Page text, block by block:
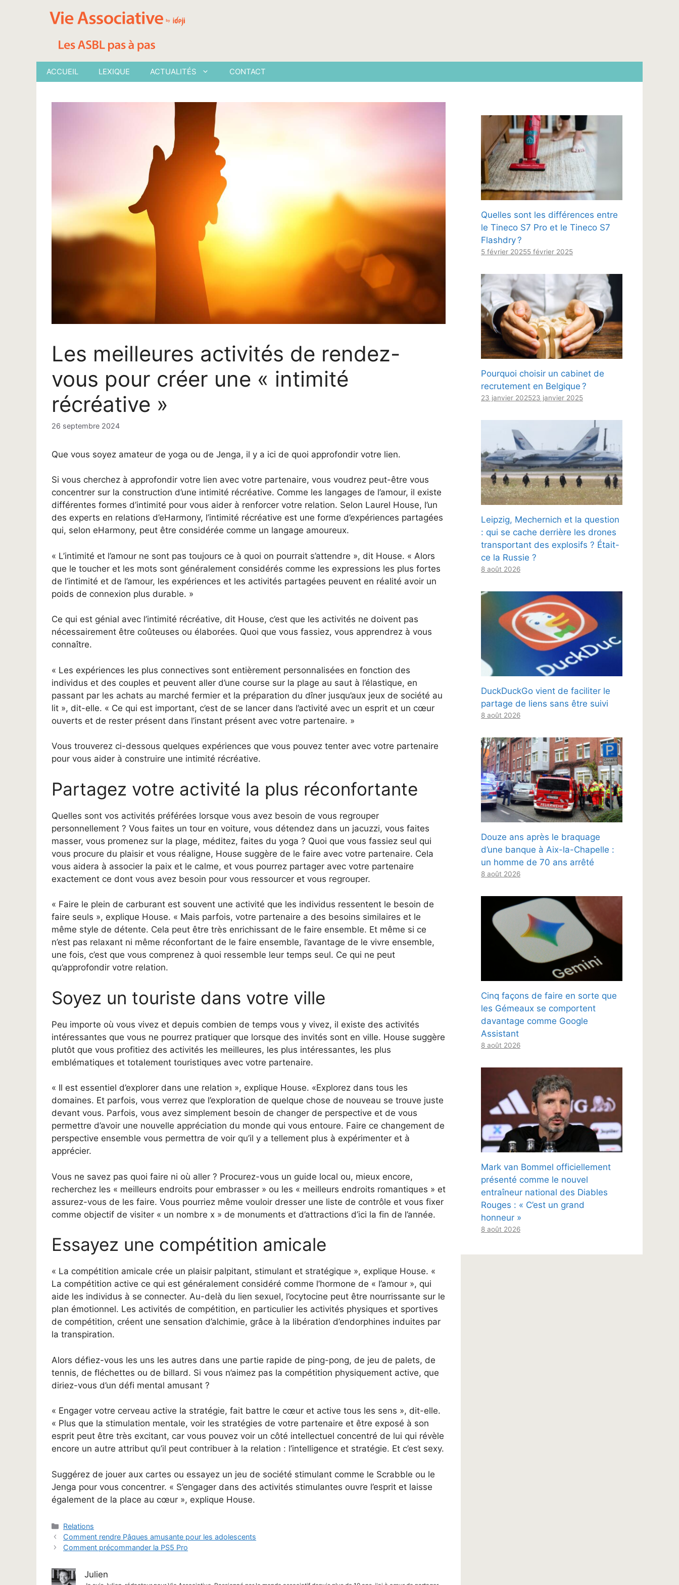
ACCUEIL LEXIQUE ACTUALITÉS CONTACT
Les meilleures activités de rendez-
vous pour créer une « intimité
récréative »
26 septembre 2024
Que vous soyez amateur de yoga ou de Jenga, il y a ici de quoi approfondir votre lien.
Si vous cherchez à approfondir votre lien avec votre partenaire, vous voudrez peut-être vous
concentrer sur la construction d’une intimité récréative. Comme les langages de l’amour, il existe
différentes formes d’intimité pour vous aider à renforcer votre relation. Selon Laurel House, l’un
des experts en relations d’eHarmony, l’intimité récréative est une forme d’expériences partagées
qui, selon eHarmony, peut être considérée comme un langage amoureux.
« L’intimité et l’amour ne sont pas toujours ce à quoi on pourrait s’attendre », dit House. « Alors
que le toucher et les mots sont généralement considérés comme les expressions les plus fortes
de l’intimité et de l’amour, les expériences et les activités partagées peuvent en réalité avoir un
poids de connexion plus durable. »
Ce qui est génial avec l’intimité récréative, dit House, c’est que les activités ne doivent pas
nécessairement être coûteuses ou élaborées. Quoi que vous fassiez, vous apprendrez à vous
connaître.
« Les expériences les plus connectives sont entièrement personnalisées en fonction des
individus et des couples et peuvent aller d’une course sur la plage au saut à l’élastique, en
passant par les achats au marché fermier et la préparation du dîner jusqu’aux jeux de société au
lit », dit-elle. « Ce qui est important, c’est de se lancer dans l’activité avec un esprit et un cœur
ouverts et de rester présent dans l’instant présent avec votre partenaire. »
Vous trouverez ci-dessous quelques expériences que vous pouvez tenter avec votre partenaire
pour vous aider à construire une intimité récréative.
Partagez votre activité la plus réconfortante
Quelles sont vos activités préférées lorsque vous avez besoin de vous regrouper
personnellement ? Vous faites un tour en voiture, vous détendez dans un jacuzzi, vous faites
masser, vous promenez sur la plage, méditez, faites du yoga ? Quoi que vous fassiez seul qui
vous procure du plaisir et vous réaligne, House suggère de le faire avec votre partenaire. Cela
vous aidera à associer la paix et le calme, et vous pourrez partager avec votre partenaire
exactement ce dont vous avez besoin pour vous ressourcer et vous regrouper.
« Faire le plein de carburant est souvent une activité que les individus ressentent le besoin de
faire seuls », explique House. « Mais parfois, votre partenaire a des besoins similaires et le
même style de détente. Cela peut être très enrichissant de le faire ensemble. Et même si ce
n’est pas relaxant ni même réconfortant de le faire ensemble, l’avantage de le vivre ensemble,
une fois, c’est que vous comprenez à quoi ressemble leur temps seul. Ce qui ne peut
qu’approfondir votre relation.
Soyez un touriste dans votre ville
Peu importe où vous vivez et depuis combien de temps vous y vivez, il existe des activités
intéressantes que vous ne pourrez pratiquer que lorsque des invités sont en ville. House suggère
plutôt que vous profitiez des activités les meilleures, les plus intéressantes, les plus
emblématiques et totalement touristiques avec votre partenaire.
« Il est essentiel d’explorer dans une relation », explique House. «Explorez dans tous les
domaines. Et parfois, vous verrez que l’exploration de quelque chose de nouveau se trouve juste
devant vous. Parfois, vous avez simplement besoin de changer de perspective et de vous
permettre d’avoir une nouvelle appréciation du monde qui vous entoure. Faire ce changement de
perspective ensemble vous permettra de voir qu’il y a tellement plus à expérimenter et à
apprécier.
Vous ne savez pas quoi faire ni où aller ? Procurez-vous un guide local ou, mieux encore,
recherchez les « meilleurs endroits pour embrasser » ou les « meilleurs endroits romantiques » et
assurez-vous de les faire. Vous pourriez même vouloir dresser une liste de contrôle et vous fixer
comme objectif de visiter « un nombre x » de monuments et d’attractions d’ici la fin de l’année.
Essayez une compétition amicale
« La compétition amicale crée un plaisir palpitant, stimulant et stratégique », explique House. «
La compétition active ce qui est généralement considéré comme l’hormone de « l’amour », qui
aide les individus à se connecter. Au-delà du lien sexuel, l’ocytocine peut être nourrissante sur le
plan émotionnel. Les activités de compétition, en particulier les activités physiques et sportives
de compétition, créent une sensation d’alchimie, grâce à la libération d’endorphines induites par
la transpiration.
Alors défiez-vous les uns les autres dans une partie rapide de ping-pong, de jeu de palets, de
tennis, de fléchettes ou de billard. Si vous n’aimez pas la compétition physiquement active, que
diriez-vous d’un défi mental amusant ?
« Engager votre cerveau active la stratégie, fait battre le cœur et active tous les sens », dit-elle.
« Plus que la stimulation mentale, voir les stratégies de votre partenaire et être exposé à son
esprit peut être très excitant, car vous pouvez voir un côté intellectuel concentré de lui qui révèle
encore un autre attribut qu’il peut contribuer à la relation : l’intelligence et stratégie. Et c’est sexy.
Suggérez de jouer aux cartes ou essayez un jeu de société stimulant comme le Scrabble ou le
Jenga pour vous concentrer. « S’engager dans des activités stimulantes ouvre l’esprit et laisse
également de la place au cœur », explique House.
Catégories
Relations
Comment rendre Pâques amusante pour les adolescents
Comment précommander la PS5 Pro
Julien
Quelles sont les différences entre
le Tineco S7 Pro et le Tineco S7
Flashdry ?
5 février 20255 février 2025
Pourquoi choisir un cabinet de
recrutement en Belgique ?
23 janvier 202523 janvier 2025
Leipzig, Mechernich et la question
: qui se cache derrière les drones
transportant des explosifs ? Était-
ce la Russie ?
8 août 2026
DuckDuckGo vient de faciliter le
partage de liens sans être suivi
8 août 2026
Douze ans après le braquage
d’une banque à Aix-la-Chapelle :
un homme de 70 ans arrêté
8 août 2026
Cinq façons de faire en sorte que
les Gémeaux se comportent
davantage comme Google
Assistant
8 août 2026
Mark van Bommel officiellement
présenté comme le nouvel
entraîneur national des Diables
Rouges : « C’est un grand
honneur »
8 août 2026